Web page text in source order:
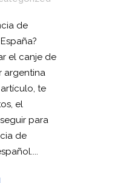
de
el canje de
argentina
te
el
para
de